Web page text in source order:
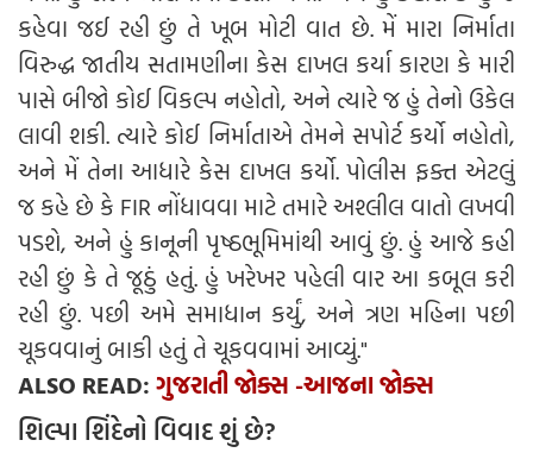
કહેવા જઈ રહી છું તે ખૂબ મોટી વાત છે. મેં મારા નિર્માતા
વિરુદ્ધ જાતીય સતામણીના કેસ દાખલ કર્યા કારણ કે મારી
પાસે બીજો કોઈ વિકલ્પ નહોતો, અને ત્યારે જ હું તેનો ઉકેલ
લાવી શકી. ત્યારે કોઈ નિર્માતાએ તેમને સપોર્ટ કર્યો નહોતો,
અને મેં તેના આધારે કેસ દાખલ કર્યો. પોલીસ ફક્ત એટલું
જ કહે છે કે FIR નોંધાવવા માટે તમારે અશ્લીલ વાતો લખવી
પડશે, અને હું કાનૂની પૃષ્ઠભૂમિમાંથી આવું છું. હું આજે કહી
રહી છું કે તે જૂઠું હતું. હું ખરેખર પહેલી વાર આ કબૂલ કરી
રહી છું. પછી અમે સમાધાન કર્યું, અને ત્રણ મહિના પછી
ચૂકવવાનું બાકી હતું તે ચૂકવવામાં આવ્યું."
ALSO READ: ગુજરાતી જોક્સ -આજના જોક્સ
શિલ્પા શિંદેનો વિવાદ શું છે?